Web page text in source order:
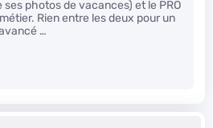
ses photos de vacances) et le PRO
Rien entre les deux pour un
…